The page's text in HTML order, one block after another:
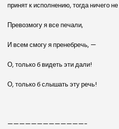
принят к исполнению, тогда ничего
Превозмогу я все печали,
И всем смогу я пренебречь, —
О, только б видеть эти дали!
О, только б слышать эту речь!
—————————————-